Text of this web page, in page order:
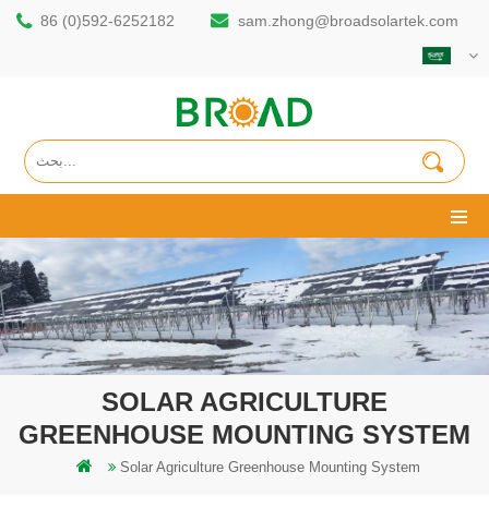
86 (0)592-6252182 sam.zhong@broadsolartek.com
SOLAR AGRICULTURE
GREENHOUSE MOUNTING SYSTEM
Solar Agriculture Greenhouse Mounting System